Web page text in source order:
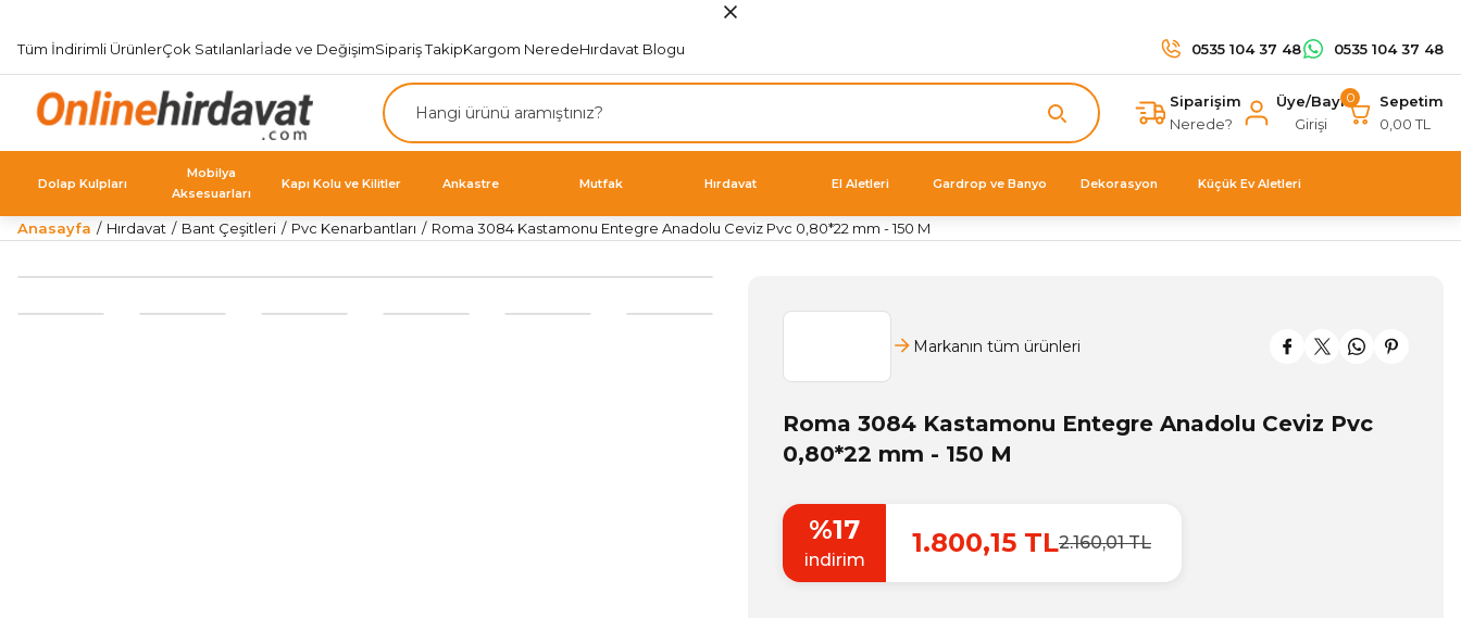
Tüm İndirimli ÜrünlerÇok Satılanlarİade ve DeğişimSipariş TakipKargom NeredeHırdavat Blogu 0535 104 37 48 0535 104 37 48
Siparişim
Nerede?
Üye/Bayi
Girişi
0
Sepetim
0,00 TL
Dolap Kulpları
Mobilya
Aksesuarları
Kapı Kolu ve Kilitler Ankastre Mutfak Hırdavat El Aletleri Gardrop ve Banyo Dekorasyon Küçük Ev Aletleri
Anasayfa Hırdavat Bant Çeşitleri Pvc Kenarbantları Roma 3084 Kastamonu Entegre Anadolu Ceviz Pvc 0,80*22 mm - 150 M
Markanın tüm ürünleri
Roma 3084 Kastamonu Entegre Anadolu Ceviz Pvc
0,80*22 mm - 150 M
%17
indirim
1.800,15 TL2.160,01 TL